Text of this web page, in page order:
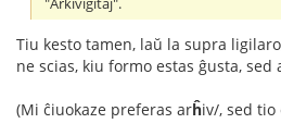
Tiu kesto tamen, laŭ la supra
ne scias, kiu formo estas ĝusta,
(Mi ĉiuokaze preferas arĥiv/, sed tio